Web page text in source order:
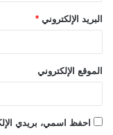
البريد الإلكتروني *
الموقع الإلكتروني
احفظ اسمي، بريدي